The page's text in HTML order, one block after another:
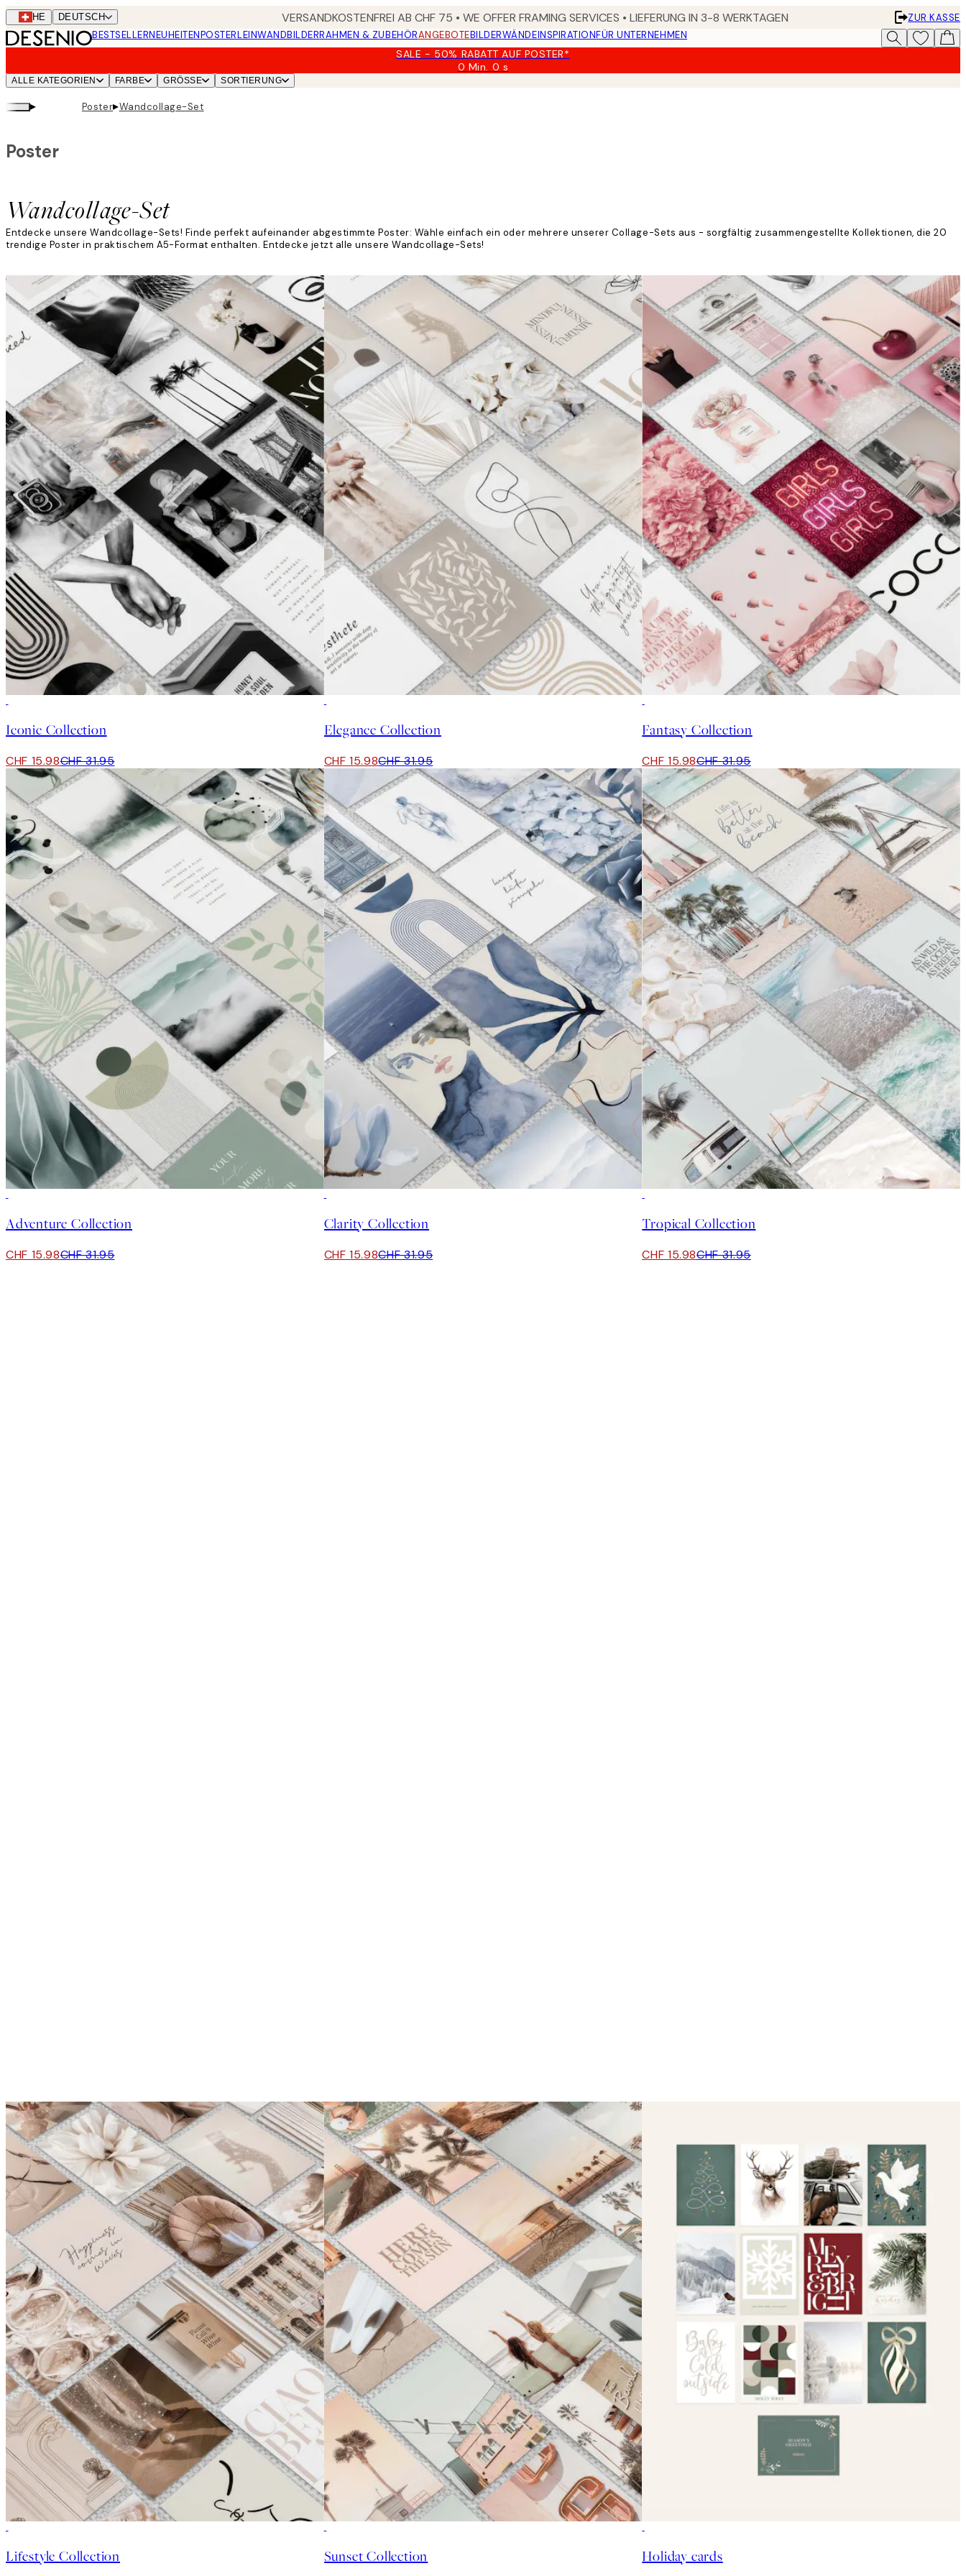
Skip
to
main
CHE DEUTSCH VERSANDKOSTENFREI AB CHF 75 • WE OFFER FRAMING SERVICES • LIEFERUNG IN 3-8 WERKTAGEN
ZUR KASSE
BESTSELLERNEUHEITENPOSTERLEINWANDBILDERRAHMEN & ZUBEHÖRANGEBOTEBILDERWÄNDEINSPIRATIONFÜR UNTERNEHMEN
SALE - 50% RABATT AUF POSTER*
0 Min. 0 s
Gültig
ALLE KATEGORIEN FARBE GRÖSSE SORTIERUNG
▸ Poster▸Wandcollage-Set
Wandcollage-Set
Poster
Entdecke unsere Wandcollage-Sets! Finde perfekt aufeinander abgestimmte Poster: Wähle einfach ein oder mehrere unserer Collage-Sets aus - sorgfältig zusammengestellte Kollektionen, die 20
trendige Poster in praktischem A5-Format enthalten. Entdecke jetzt alle unsere Wandcollage-Sets!
Iconic Collection
CHF 15.98CHF 31.95
Elegance Collection
CHF 15.98CHF 31.95
Fantasy Collection
CHF 15.98CHF 31.95
Adventure Collection
CHF 15.98CHF 31.95
Clarity Collection
CHF 15.98CHF 31.95
Tropical Collection
CHF 15.98CHF 31.95
Lifestyle Collection Sunset Collection Holiday cards